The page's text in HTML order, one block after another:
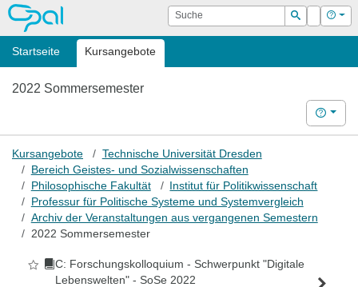
OPAL Suche
Suchen
Login Hilfe
Startseite Kursangebote
2022 Sommersemester
Hilfe
Kursangebote
Technische Universität Dresden
Bereich Geistes- und Sozialwissenschaften
Philosophische Fakultät
Institut für Politikwissenschaft
Professur für Politische Systeme und Systemvergleich
Archiv der Veranstaltungen aus vergangenen Semestern
2022 Sommersemester
Als Favorit markieren
C: Forschungskolloquium - Schwerpunkt "Digitale
Lebenswelten" - SoSe 2022